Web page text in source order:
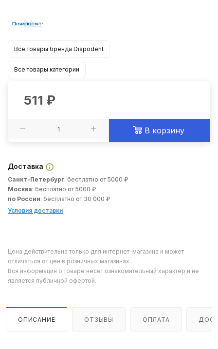
Все товары бренда Dispodent
Все товары категории
511 ₽
В корзину
Доставка
Санкт-Петербург: бесплатно от 5000 ₽
Москва: бесплатно от 5000 ₽
по России: бесплатно от 30 000 ₽
Условия доставки
Цена действительна только для интернет-магазина и может
отличаться от цен в розничных магазинах.
Вся информация о товаре несет ознакомительный характер и не
является публичной офертой.
ОПИСАНИЕ ОТЗЫВЫ ОПЛАТА